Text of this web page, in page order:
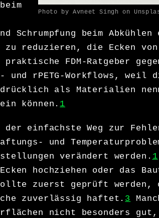
Photo by Avneet Singh on
Schrumpfung beim
reduzieren, die Ecken von
FDM-Ratgeber
rPETG-Workflows, weil
als Materialien
können. 1
einfachste Weg zur
und
verändert werden. 1
hochziehen oder das
zuerst geprüft werden,
zuverlässig haftet. 3
nicht besonders gut,